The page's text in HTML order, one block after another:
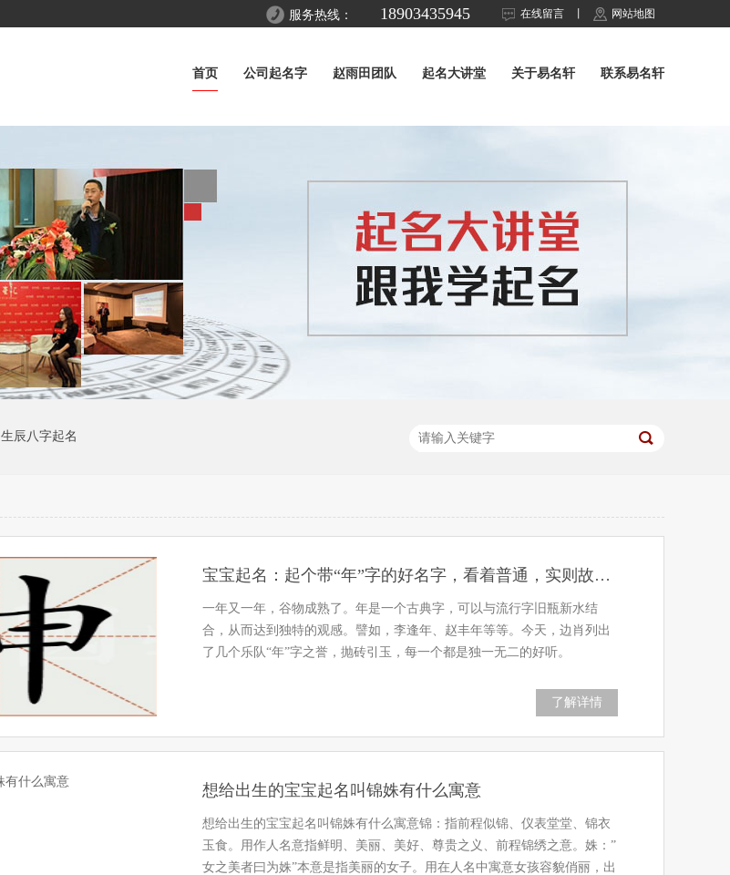
在线留言 网站地图
服务热线： 18903435945
首页 公司起名字 赵雨田团队 起名大讲堂 关于易名轩 联系易名轩
生辰八字起名
宝宝起名：起个带“年”字的好名字，看着普通，实则故事感十足
一年又一年，谷物成熟了。年是一个古典字，可以与流行字旧瓶新水结
合，从而达到独特的观感。譬如，李逢年、赵丰年等等。今天，边肖列出
了几个乐队“年”字之誉，抛砖引玉，每一个都是独一无二的好听。
了解详情
想给出生的宝宝起名叫锦姝有什么寓意
想给出生的宝宝起名叫锦姝有什么寓意锦：指前程似锦、仪表堂堂、锦衣
玉食。用作人名意指鲜明、美丽、美好、尊贵之义、前程锦绣之意。姝：”
女之美者曰为姝”本意是指美丽的女子。用在人名中寓意女孩容貌俏丽，出